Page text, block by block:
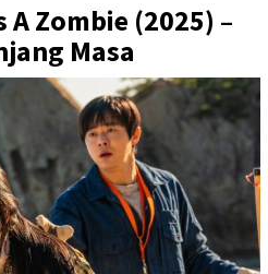
Zombie (2025) –
Masa